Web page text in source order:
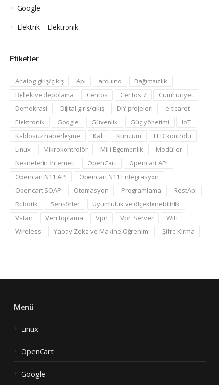
Google
Elektrik – Elektronik
Etiketler
Analog giriş/çıkış Api arduino
Bağımsızlık
Bellek ve depolama
Centos Centos 7
Cumhuriyet
Demokrasi
Dijital giriş/çıkış DIY projeleri
e-ticaret
Elektronik
Google Güvenlik Güç yönetimi
IoT
Kablosuz haberleşme
Kali Kurulum
LED kontrolü
Linux
Mikrokontrolör Milli Egemenlik
Modüller
Nesnelerin İnterneti
OpenCart
Opencart API
Opencart N11 API
Opencart N11 Entegrasyon
Opencart SOAP
Otomasyon Programlama
RestApi
Robotik
Sensörler
Uyumluluk ve ölçeklenebilirlik
Vatan
Veri toplama Vpn Vpn Server
WiFi
Wireless
Yapay Zeka ve Makine Öğrenimi Şifre Kırma
Menü
Linux
OpenCart
Google